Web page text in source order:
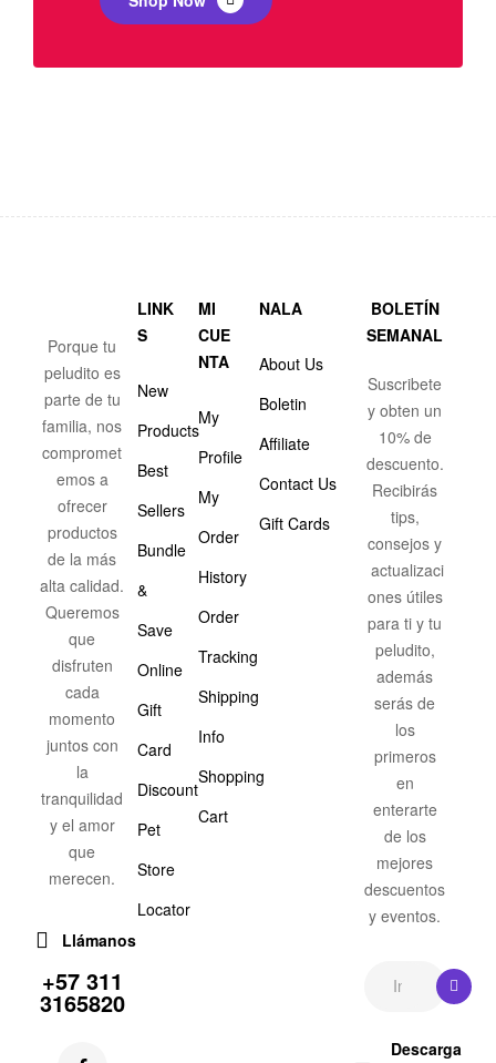
Porque tu
peludito es
parte de tu
familia, nos
compromet
emos a
ofrecer
productos
de la más
alta calidad.
Queremos
que
disfruten
cada
momento
juntos con
la
tranquilidad
y el amor
que
merecen.
Llámanos
+57 311
3165820
LINK
S
New
Products
Best
Sellers
Bundle
&
Save
Online
Gift
Card
Discount
Pet
Store
Locator
MI
CUE
NTA
My
Profile
My
Order
History
Order
Tracking
Shipping
Info
Shopping
Cart
NALA
About Us
Boletin
Affiliate
Contact Us
Gift Cards
BOLETÍN
SEMANAL
Suscribete
y obten un
10% de
descuento.
Recibirás
tips,
consejos y
actualizaci
ones útiles
para ti y tu
peludito,
además
serás de
los
primeros
en
enterarte
de los
mejores
descuentos
y eventos.
Descarga